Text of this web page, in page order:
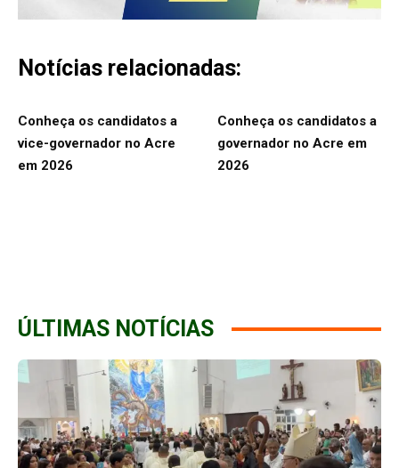
Notícias relacionadas:
Conheça os candidatos a
vice-governador no Acre
em 2026
Conheça os candidatos a
governador no Acre em
2026
ÚLTIMAS NOTÍCIAS